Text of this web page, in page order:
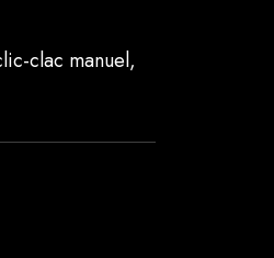
clac manuel,